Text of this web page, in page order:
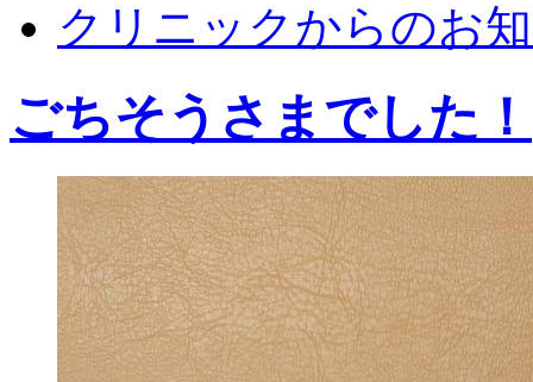
クリニックからのお
ごちそうさまでした！